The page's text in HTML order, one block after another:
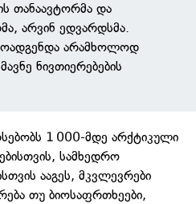
თანაავტორმა და
არვინ ედვარდსმა.
არამხოლოდ
ნივთიერებების
1 000-მდე არქტიკული
სამხედრო
ააგეს, მკვლევრები
თუ ბიოსაფრთხეები,